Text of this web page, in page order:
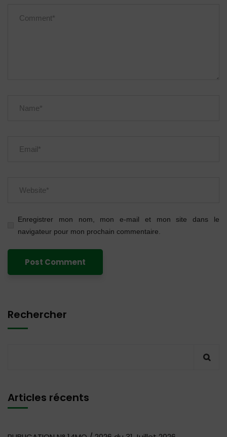
Enregistrer mon nom, mon e-mail et mon site dans le
navigateur pour mon prochain commentaire.
Rechercher
Articles récents